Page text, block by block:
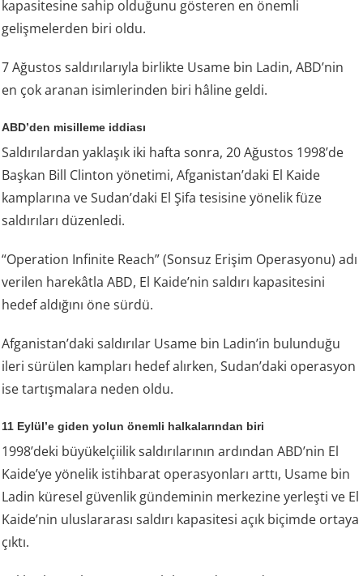
kapasitesine sahip olduğunu gösteren en önemli
gelişmelerden biri oldu.
7 Ağustos saldırılarıyla birlikte Usame bin Ladin, ABD’nin
en çok aranan isimlerinden biri hâline geldi.
ABD’den misilleme iddiası
Saldırılardan yaklaşık iki hafta sonra, 20 Ağustos 1998’de
Başkan Bill Clinton yönetimi, Afganistan’daki El Kaide
kamplarına ve Sudan’daki El Şifa tesisine yönelik füze
saldırıları düzenledi.
“Operation Infinite Reach” (Sonsuz Erişim Operasyonu) adı
verilen harekâtla ABD, El Kaide’nin saldırı kapasitesini
hedef aldığını öne sürdü.
Afganistan’daki saldırılar Usame bin Ladin’in bulunduğu
ileri sürülen kampları hedef alırken, Sudan’daki operasyon
ise tartışmalara neden oldu.
11 Eylül’e giden yolun önemli halkalarından biri
1998’deki büyükelçiilik saldırılarının ardından ABD’nin El
Kaide’ye yönelik istihbarat operasyonları arttı, Usame bin
Ladin küresel güvenlik gündeminin merkezine yerleşti ve El
Kaide’nin uluslararası saldırı kapasitesi açık biçimde ortaya
çıktı.